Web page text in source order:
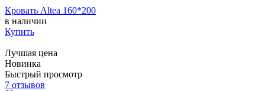
Кровать Altea 160*200
в наличии
Купить
Лучшая цена
Новинка
Быстрый просмотр
7 отзывов